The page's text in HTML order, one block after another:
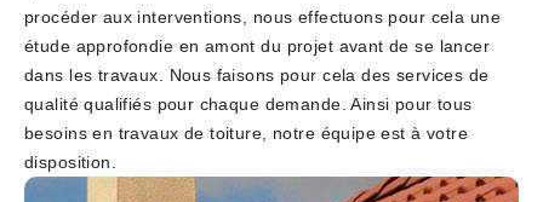
procéder aux interventions, nous effectuons pour cela une
étude approfondie en amont du projet avant de se lancer
dans les travaux. Nous faisons pour cela des services de
qualité qualifiés pour chaque demande. Ainsi pour tous
besoins en travaux de toiture, notre équipe est à votre
disposition.